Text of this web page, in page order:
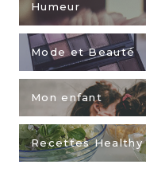
Humeur
Mode et Beauté
Mon enfant
Recettes Healthy